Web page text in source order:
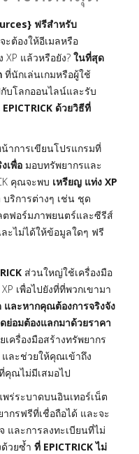
ฟรีสำหรับ
ะต้องให้อีเมลหรือ
แล้วหรือยัง? ในที่สุด
ที่นักเล่นเกมหรือผู้ใช้
บโลกออนไลน์และรับ
ด้วยวิธีที่
าการเขียนโปรแกรมที่
เพื่อ มอบทรัพยากรและ
คุณจะพบ เหรียญ แท่ง XP
ริการต่างๆ เช่น ชุด
ฟอร์มภาพยนตร์และซีรีส์
ะไม่ได้ให้ข้อมูลใดๆ ฟรี
ส่วนใหญ่ใช้เครื่องมือ
เพื่อไปยังที่ที่พวกเขามา
ละหากคุณต้องการจริงจัง
ย่อมต้องแลกมาด้วยราคา
เครื่องมือสร้างทรัพยากร
และช่วยให้คุณเข้าถึง
คุณไม่มีเสมอไป
ร่ระบาดบนอินเทอร์เน็ต
ากรฟรีที่เชื่อถือได้ และจะ
และการลงทะเบียนที่ไม่
วยซ้ำ ที่ EPICTRICK ไม่